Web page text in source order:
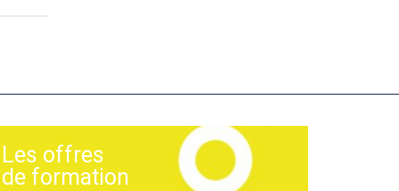
Les offres
de formation